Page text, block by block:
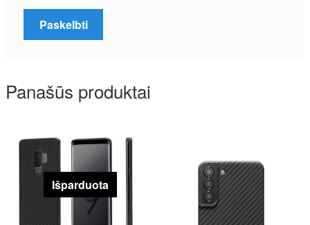
Panašūs produktai
Išparduota